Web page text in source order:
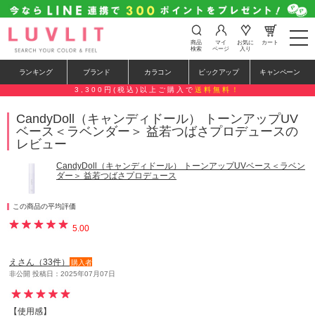
t
o
e
n
t
i
商品
検索
マイ
ページ
お気に
入り
カート
ランキング ブランド カラコン ピックアップ キャンペーン
3,300円(税込)以上ご購入で 送料無料！
CandyDoll（キャンディドール） トーンアップUV
ベース＜ラベンダー＞ 益若つばさプロデュースの
レビュー
CandyDoll（キャンディドール） トーンアップUVベース＜ラベン
ダー＞ 益若つばさプロデュース
この商品の平均評価
5.00
えさん（33件）
購入者
非公開 投稿日：2025年07月07日
【使用感】